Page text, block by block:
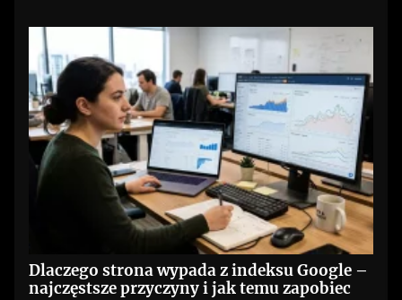
Dlaczego strona wypada z indeksu Google –
najczęstsze przyczyny i jak temu zapobiec